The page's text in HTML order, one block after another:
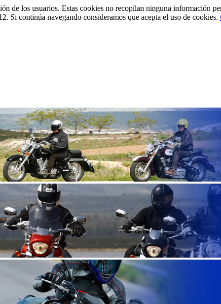
de los usuarios. Estas cookies no recopilan ninguna información
Si continúa navegando consideramos que acepta el uso de cookies.